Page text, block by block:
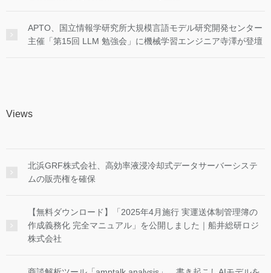
APTO、国立情報学研究所大規模言語モデル研究開発センター
主催「第15回 LLM 勉強会」に機械学習エンジニア寺澤が登壇
Views
北浜GRF株式会社、高効率液浸冷却式データサーバーシステ
ムの販売権を確保
【無料ダウンロード】「2025年4月施行 実運送体制管理簿の
作成義務化 完全マニュアル」を公開しました｜船井総研ロジ
株式会社